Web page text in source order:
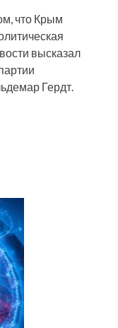
что Крым
высказал
Гердт.